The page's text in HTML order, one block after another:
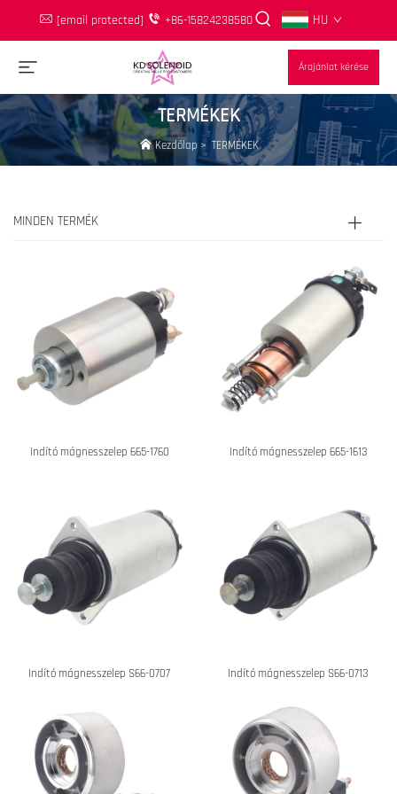
[email protected] +86-15824238580 HU
Árajánlat kérése
TERMÉKEK
Kezdőlap > TERMÉKEK
MINDEN TERMÉK
Indító mágnesszelep 665-1760 Indító mágnesszelep 665-1613
Indító mágnesszelep S66-0707 Indító mágnesszelep S66-0713